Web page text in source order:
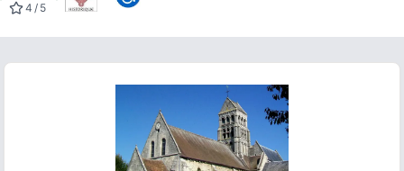
4 / 5